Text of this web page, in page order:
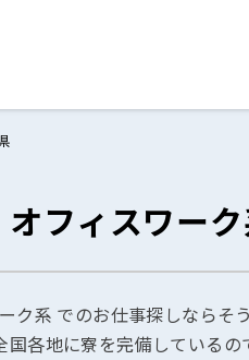
ホームにもどる
お気に入りリスト
フィスワー
ク系 でのお仕事探しならそ
各地に寮を完備している